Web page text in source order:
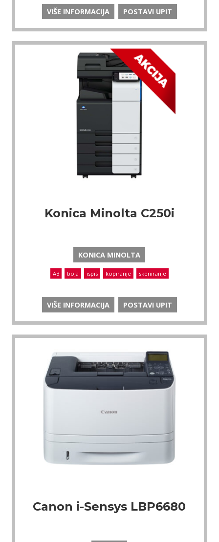
VIŠE INFORMACIJA POSTAVI UPIT
Konica Minolta C250i
KONICA MINOLTA
A3 boja ispis kopiranje skeniranje
VIŠE INFORMACIJA POSTAVI UPIT
Canon i-Sensys LBP6680